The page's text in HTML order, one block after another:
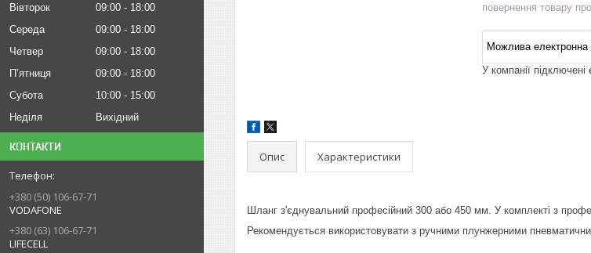
Вівторок
09:00
18:00
Середа
09:00
18:00
Четвер
09:00
18:00
Пʼятниця
09:00
18:00
Субота
10:00
15:00
Неділя
Вихідний
КОНТАКТИ
+380 (50) 106-67-71
VODAFONE
+380 (63) 106-67-71
LIFECELL
повернення товару
У компанії
Опис Характеристики
Шланг з'єднувальний професійний 300 або 450 мм. У комплекті з
Рекомендується використовувати з ручними плунжерними